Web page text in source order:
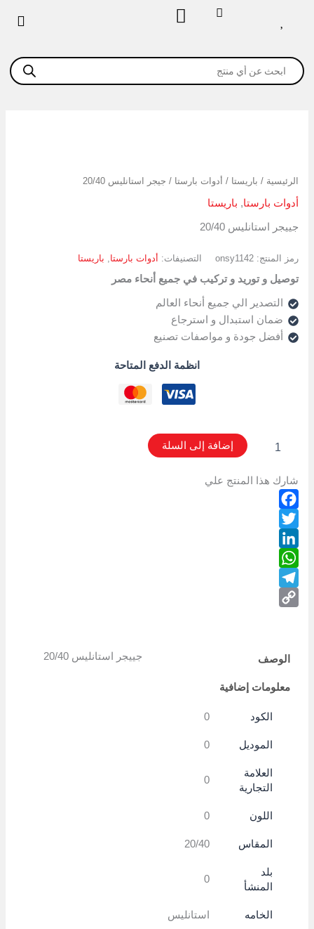
Products
search
الرئيسية / باريستا / أدوات بارستا / جيجر استانليس 20/40
أدوات بارستا, باريستا
جييجر استانليس 20/40
رمز المنتج:onsy1142 التصنيفات: أدوات بارستا باريستا
توصيل و توريد و تركيب في جميع أنحاء مصر
التصدير الي جميع أنحاء العالم
ضمان استبدال و استرجاع
أفضل جودة و مواصفات تصنيع
انظمة الدفع المتاحة
إضافة إلى السلة
شارك هذا المنتج علي
Facebook
Twitter
LinkedIn
WhatsApp
Telegram
الوصف
معلومات إضافية
جييجر استانليس 20/40
الكود 0
الموديل 0
العلامة
التجارية
0
اللون 0
المقاس 20/40
بلد
المنشأ
0
الخامه استانليس